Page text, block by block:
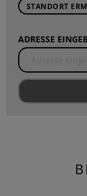
STANDORT
ADRESSE